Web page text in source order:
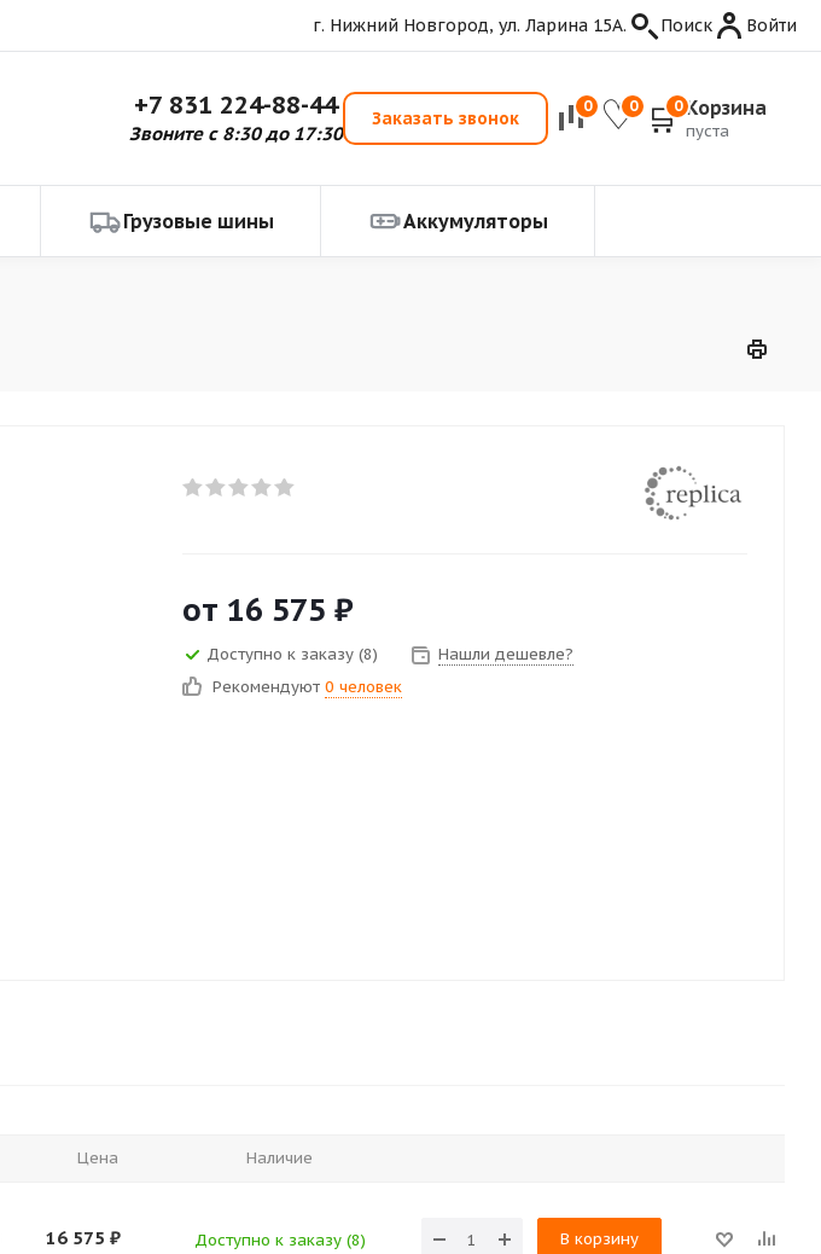
г. Нижний Новгород, ул. Ларина 15А. Поиск Войти
+7 831 224-88-44
Звоните с 8:30 до 17:30
Заказать звонок
0 0 0 Корзина
пуста
Грузовые шины Аккумуляторы
от 16 575 ₽
Доступно к заказу (8)
Нашли дешевле?
Рекомендуют 0 человек
Цена Наличие
16 575 ₽ Доступно к заказу (8) В корзину